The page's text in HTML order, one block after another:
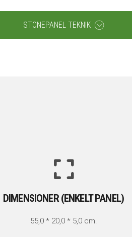
STONEPANEL TEKNIK
DIMENSIONER (ENKELT PANEL)
55,0 * 20,0 * 5,0 cm.